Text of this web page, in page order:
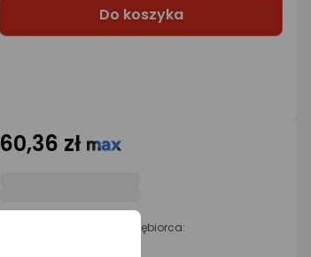
Do koszyka
60,36 zł
Sprzedaje i wysyła przedsiębiorca: